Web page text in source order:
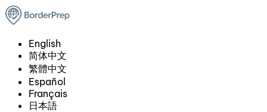
English
简体中文
繁體中文
Español
Français
日本語